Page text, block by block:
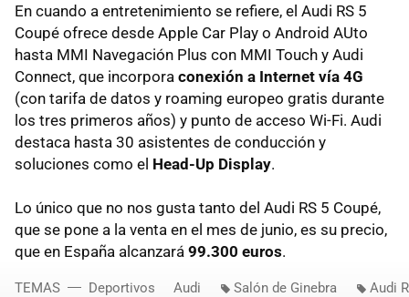
En cuando a entretenimiento se refiere, el Audi RS 5
Coupé ofrece desde Apple Car Play o Android AUto
hasta MMI Navegación Plus con MMI Touch y Audi
Connect, que incorpora conexión a Internet vía 4G
(con tarifa de datos y roaming europeo gratis durante
los tres primeros años) y punto de acceso Wi-Fi. Audi
destaca hasta 30 asistentes de conducción y
soluciones como el Head-Up Display.
Lo único que no nos gusta tanto del Audi RS 5 Coupé,
que se pone a la venta en el mes de junio, es su precio,
que en España alcanzará 99.300 euros.
TEMAS Deportivos Audi Salón de Ginebra Audi